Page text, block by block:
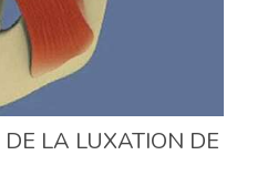
DE LA LUXATION DE